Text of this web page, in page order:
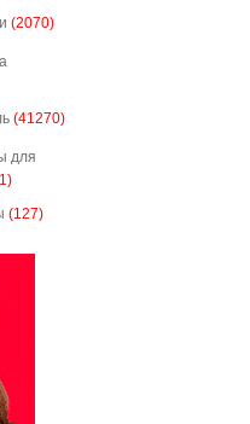
(2070)
(41270)
для
(127)